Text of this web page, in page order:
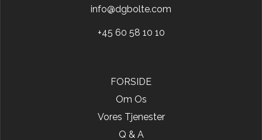
info@dgbolte.com
+45 60 58 10 10
FORSIDE
Om Os
Vores Tjenester
Q & A